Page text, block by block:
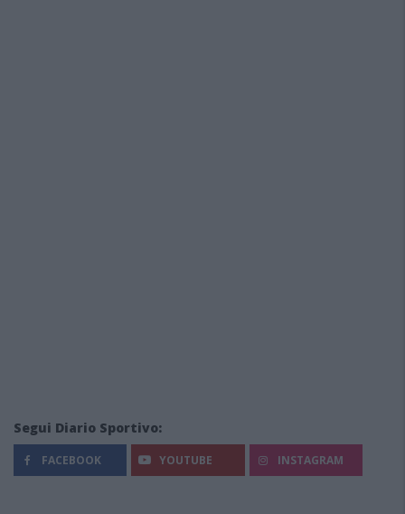
Segui Diario Sportivo:
FACEBOOK YOUTUBE INSTAGRAM